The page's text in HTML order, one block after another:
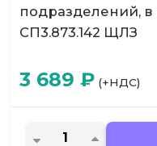
подразделений,
СП3.873.142 ЩЛЗ
3 689 ₽ (+НДС)